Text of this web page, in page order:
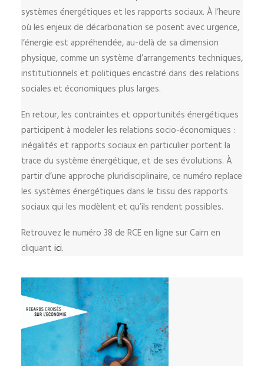
systèmes énergétiques et les rapports sociaux. À l’heure
où les enjeux de décarbonation se posent avec urgence,
l’énergie est appréhendée, au-delà de sa dimension
physique, comme un système d’arrangements techniques,
institutionnels et politiques encastré dans des relations
sociales et économiques plus larges.
En retour, les contraintes et opportunités énergétiques
participent à modeler les relations socio-économiques :
inégalités et rapports sociaux en particulier portent la
trace du système énergétique, et de ses évolutions. À
partir d’une approche pluridisciplinaire, ce numéro replace
les systèmes énergétiques dans le tissu des rapports
sociaux qui les modèlent et qu’ils rendent possibles.
Retrouvez le numéro 38 de RCE en ligne sur Cairn en
cliquant ici.